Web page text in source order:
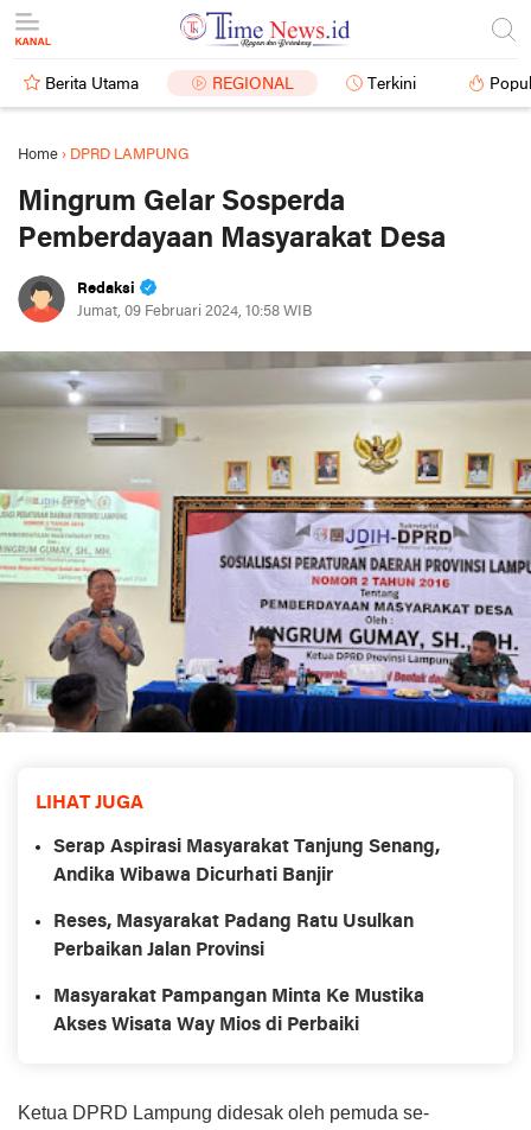
Berita Utama REGIONAL Terkini
Home › DPRD LAMPUNG
Mingrum Gelar Sosperda
Pemberdayaan Masyarakat Desa
Redaksi
Jumat, 09 Februari 2024, 10:58 WIB
LIHAT JUGA
Serap Aspirasi Masyarakat Tanjung Senang,
Andika Wibawa Dicurhati Banjir
Reses, Masyarakat Padang Ratu Usulkan
Perbaikan Jalan Provinsi
Masyarakat Pampangan Minta Ke Mustika
Akses Wisata Way Mios di Perbaiki
Ketua DPRD Lampung didesak oleh pemuda se-